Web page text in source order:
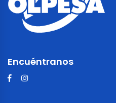
Encuéntranos